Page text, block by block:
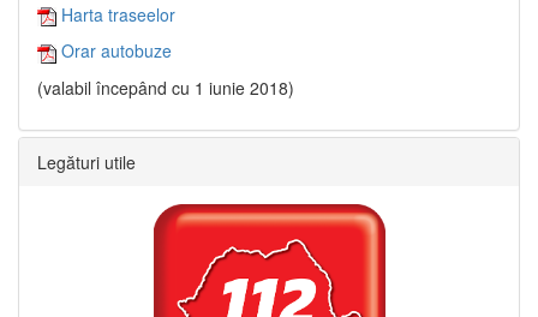
Harta traseelor
Orar autobuze
(valabil începând cu 1 iunie 2018)
Legături utile